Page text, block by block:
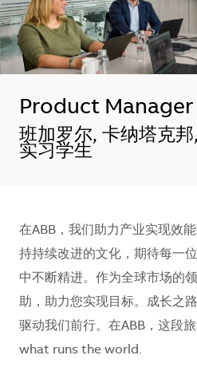
Product Manager
地点
班加罗尔, 卡纳塔克
实习学生
在ABB，我们助力产业实现效
持持续改进的文化，期待每一
中不断精进。作为全球市场的
助，助力您实现目标。成长之
驱动我们前行。在ABB，这段
what runs the world.